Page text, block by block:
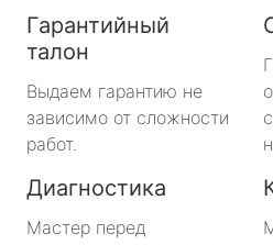
Гарантийный
талон
Выдаем гарантию не
зависимо от сложности
работ.
Диагностика
Мастер перед